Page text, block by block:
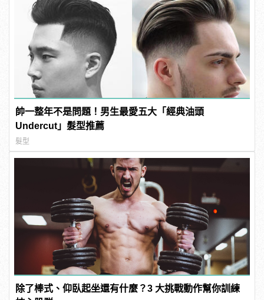
帥一整年不是問題！男生最愛五大「經典油頭
Undercut」髮型推薦
髮型
除了棒式、仰臥起坐還有什麼？3 大挑戰動作幫你訓練